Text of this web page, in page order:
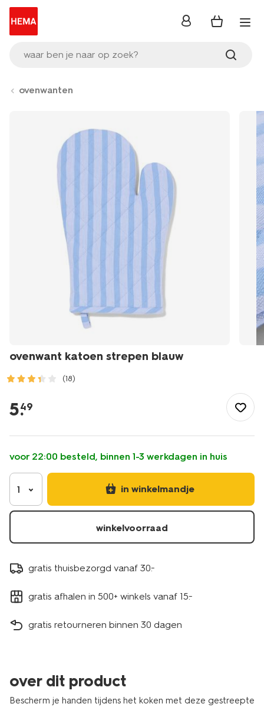
waar ben je naar op zoek?
inloggen
ovenwanten
ovenwant katoen strepen blauw
(18)
tafelen/keukentextiel-
tafeltextiel/ovenwanten/ovenwant-
strepen-
blauw-
5460002.html
5.
49
voor 22:00 besteld, binnen 1-3 werkdagen in huis
1 in winkelmandje
winkelvoorraad
gratis thuisbezorgd vanaf 30.-
gratis afhalen in 500+ winkels vanaf 15.-
gratis retourneren binnen 30 dagen
over dit product
Bescherm je handen tijdens het koken met deze gestreepte